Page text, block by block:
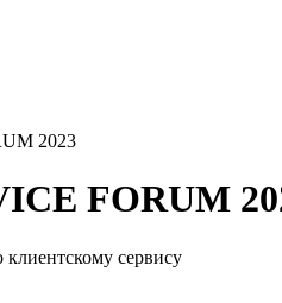
2023
FORUM
сервису